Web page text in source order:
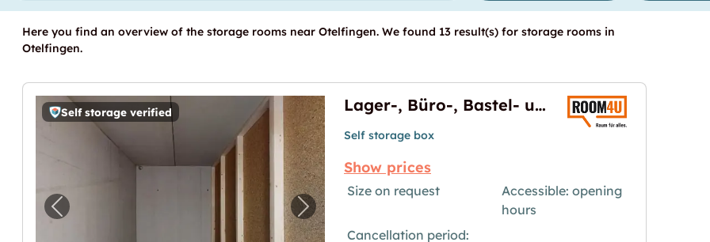
Here you find an overview of the storage rooms near Otelfingen. We found 13 result(s) for storage rooms in
Otelfingen.
Self storage verified
Previous image for "Lager-, Büro-, Bastel- und Hobbyräume in Spreitenbach"
Next image for "Lager-, Büro-, Bastel- und Hobbyräume in
Lager-, Büro-, Bastel- und Hobbyräume in Spreitenbach
Self storage box
Show prices
Size on request
Accessible: opening
hours
Cancellation period: